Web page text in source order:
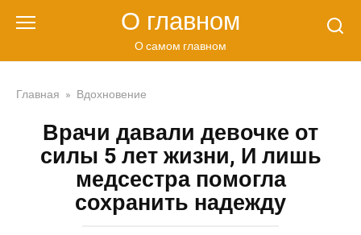
О главном
О самом главном
Главная » Вдохновение
Врачи давали девочке от
силы 5 лет жизни, И лишь
медсестра помогла
сохранить надежду